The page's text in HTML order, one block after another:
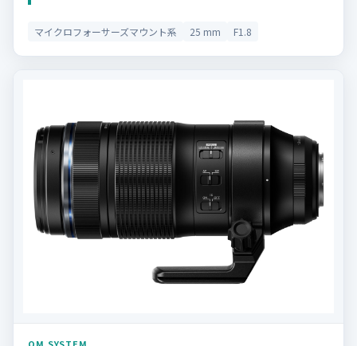
マイクロフォーサーズマウント系 25 mm F1.8
OM SYSTEM